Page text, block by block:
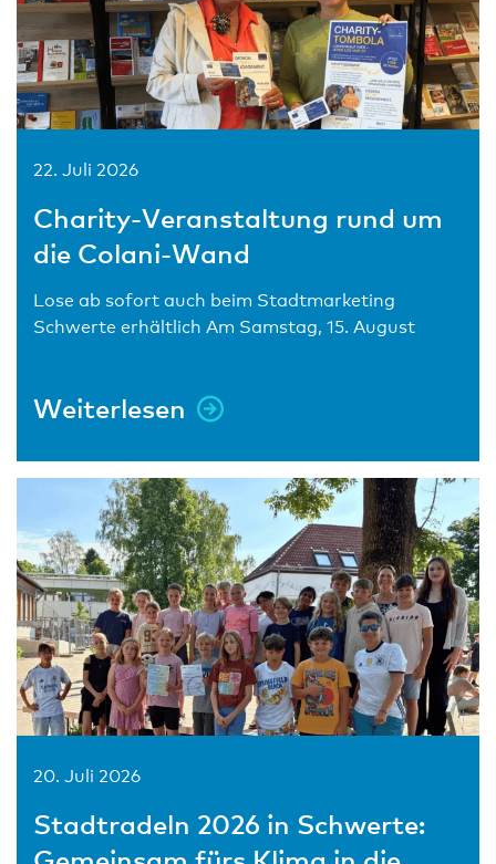
22. Juli 2026
Charity-Veranstaltung rund um
die Colani-Wand
Lose ab sofort auch beim Stadtmarketing
Schwerte erhältlich Am Samstag, 15. August
Weiterlesen
20. Juli 2026
Stadtradeln 2026 in Schwerte: